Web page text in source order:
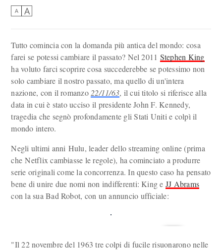
A A
Tutto comincia con la domanda più antica del mondo: cosa
farei se potessi cambiare il passato? Nel 2011 Stephen King
ha voluto farci scoprire cosa succederebbe se potessimo non
solo cambiare il nostro passato, ma quello di un'intera
nazione, con il romanzo 22/11/63, il cui titolo si riferisce alla
data in cui è stato ucciso il presidente John F. Kennedy,
tragedia che segnò profondamente gli Stati Uniti e colpì il
mondo intero.
Negli ultimi anni Hulu, leader dello streaming online (prima
che Netflix cambiasse le regole), ha cominciato a produrre
serie originali come la concorrenza. In questo caso ha pensato
bene di unire due nomi non indifferenti: King e JJ Abrams
con la sua Bad Robot, con un annuncio ufficiale:
"Il 22 novembre del 1963 tre colpi di fucile risuonarono nelle